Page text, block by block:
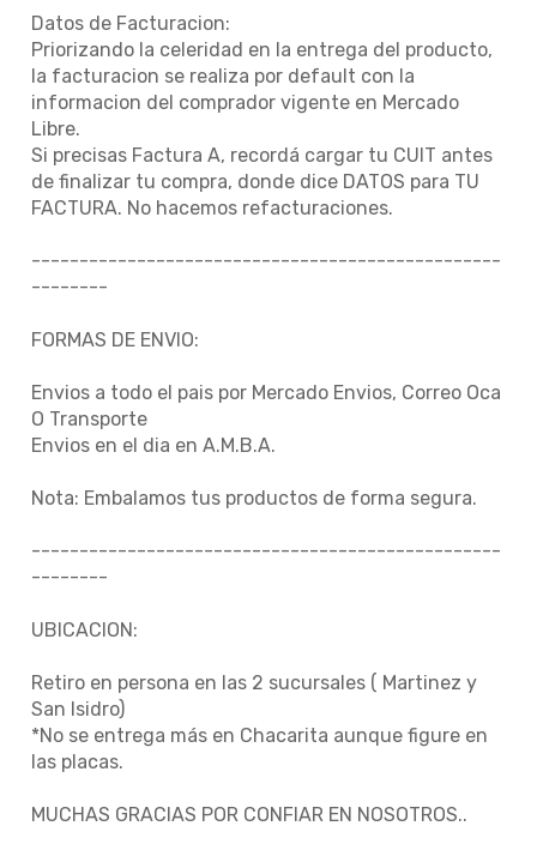
Datos de Facturacion:
Priorizando la celeridad en la entrega del producto,
la facturacion se realiza por default con la
informacion del comprador vigente en Mercado
Libre.
Si precisas Factura A, recordá cargar tu CUIT antes
de finalizar tu compra, donde dice DATOS para TU
FACTURA. No hacemos refacturaciones.
-------------------------------------------------
--------
FORMAS DE ENVIO:
Envios a todo el pais por Mercado Envios, Correo Oca
O Transporte
Envios en el dia en A.M.B.A.
Nota: Embalamos tus productos de forma segura.
-------------------------------------------------
--------
UBICACION:
Retiro en persona en las 2 sucursales ( Martinez y
San Isidro)
*No se entrega más en Chacarita aunque figure en
las placas.
MUCHAS GRACIAS POR CONFIAR EN NOSOTROS..